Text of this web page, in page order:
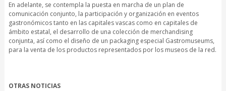
En adelante, se contempla la puesta en marcha de un plan de
comunicación conjunto, la participación y organización en eventos
gastronómicos tanto en las capitales vascas como en capitales de
ámbito estatal, el desarrollo de una colección de merchandising
conjunta, así como el diseño de un packaging especial Gastromuseums,
para la venta de los productos representados por los museos de la red.
OTRAS NOTICIAS